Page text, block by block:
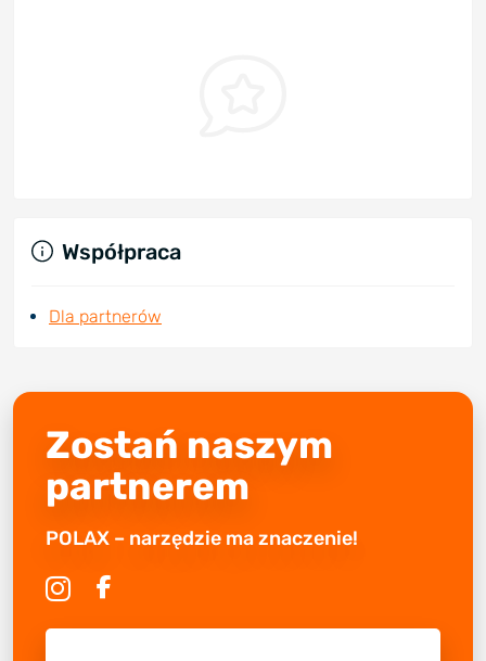
Współpraca
Dla partnerów
Zostań naszym
partnerem
POLAX – narzędzie ma znaczenie!